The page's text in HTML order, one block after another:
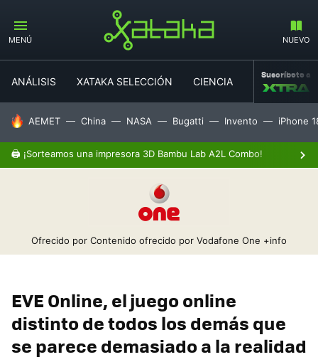
MENÚ NUEVO
ANÁLISIS XATAKA SELECCIÓN CIENCIA MOVILIDAD
Suscríbete a
HOY SE HABLA DE
AEMET China NASA Bugatti Invento iPhone
🖨️ ¡Sorteamos una impresora 3D Bambu Lab A2L Combo!
Ofrecido por Contenido ofrecido por Vodafone One +info
EVE Online, el juego online
distinto de todos los demás que
se parece demasiado a la realidad